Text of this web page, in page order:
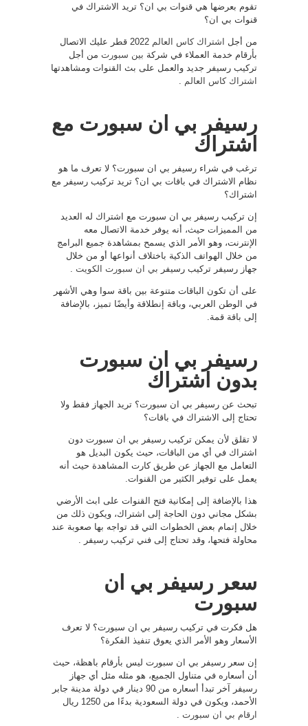
تقوم بعرضها هي قنوات بي ان؟ تريد الاشتراك في
قنوات بي ان؟
من أجل اشتراك كاس العالم
2022 قطر عليك الاتصال
بأرقام خدمة العملاء في شركة بين سبورت من أجل
تركيب رسيفر جديد والعمل على بث القنوات ومشاهدتها
اشتراك كاس العالم
رسيفر بي ان سبورت مع
اشتراك
ترغب في شراء رسيفر بي ان سبورت؟ لا تعرف ما هو
نظام الاشتراك في باقات بي ان؟ تريد تركيب رسيفر مع
اشتراك؟
إن تركيب رسيفر بي ان سبورت مع اشتراك له العديد
من المميزات حيث، أنه يوفر خدمة الاتصال معه
الإنترنت، وهو الأمر الذي يسمح بمشاهدة جميع البرامج
من خلال الهواتف الذكية باختلاف أنواعها أو من خلال
جهاز رسيفر تركيب رسيفر بي ان سبورت الكويت
على أن تكون الباقات متنوعة بين باقة سوا وهي الأشهر
في الوطن العربي، وباقة إنطلاقة وأيضًا تميز، بالإضافة
إلى باقة قمة.
رسيفر بي ان سبورت
بدون اشتراك
تبحث عن رسيفر بي ان سبورت؟ تريد الجهاز فقط ولا
تحتاج إلى الاشتراك في باقات؟
لا تقلق لأن يمكن تركيب رسيفر بي ان سبورت دون
اشتراك في أي من الباقات، حيث يكون البديل هو
التعامل مع الجهاز عن طريق كارت المشاهدة حيث أنه
يعمل على توفير الكثير من القنوات.
هذا بالإضافة إلى إمكانية فتح القنوات على ابث الأرضي
بشكل مجاني دون الحاجة إلى اشتراك، ويكون ذلك من
خلال إتمام بعض الخطوات التي قد تواجه بها صعوبة عند
محاولة فتحها، وقد تحتاج إلى فني تركيب رسيفر .
سعر رسيفر بي ان
سبورت
هل فكرت في تركيب رسيفر بي ان سبورت؟ لا تعرف
الأسعار وهو الأمر الذي يعوق تنفيذ الفكرة؟
إن سعر رسيفر بي ان سبورت ليس بأرقام باهظة، حيث
أن أسعاره في متناول الجميع، هو مثله مثل أي جهاز
رسيفر آخر تبدأ أسعاره من 90 دينار في دولة مدينة جابر
الأحمد، ويكون في دولة السعودية بدءًا من 1250 ريال
ارقام بي ان سبورت